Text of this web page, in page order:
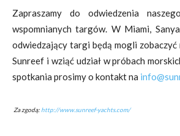
Zapraszamy do odwiedzenia
wspomnianych targów. W Miami,
odwiedzający targi będą mogli
Sunreef i wziąć udział w próbach
spotkania prosimy o kontakt na
Za zgodą: http://www.sunreef-yachts.com/